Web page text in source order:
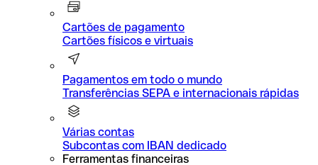
Cartões de pagamento
Cartões físicos e virtuais
Pagamentos em todo o mundo
Transferências SEPA e internacionais rápidas
Várias contas
Subcontas com IBAN dedicado
Ferramentas financeiras